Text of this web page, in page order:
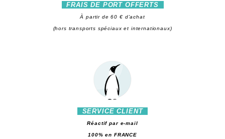
FRAIS DE PORT OFFERTS
À partir de 60 € d'achat
(hors transports spéciaux et internationaux)
SERVICE CLIENT
Réactif par e-mail
100% en FRANCE